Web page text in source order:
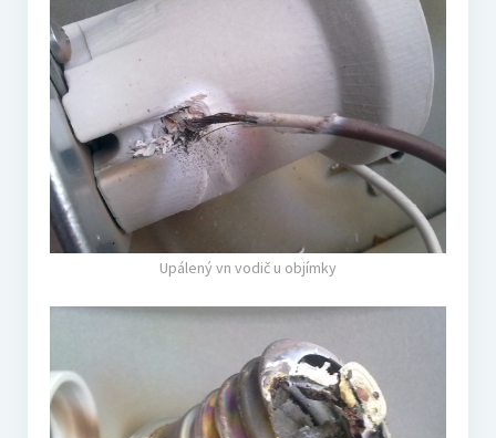
Upálený vn vodič u objímky